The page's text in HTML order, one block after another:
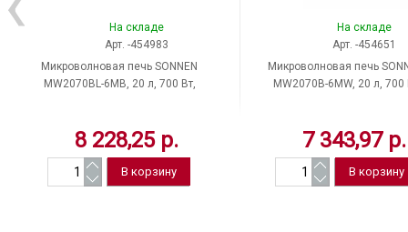
На складе
Арт. -454983
Микроволновая печь SONNEN
MW2070BL-6MB, 20 л, 700 Вт,
454983
8 228,25 р.
На складе
Арт. -454651
Микроволновая печь
MW2070B-6MW, 20 л, 700
7 343,97 р.